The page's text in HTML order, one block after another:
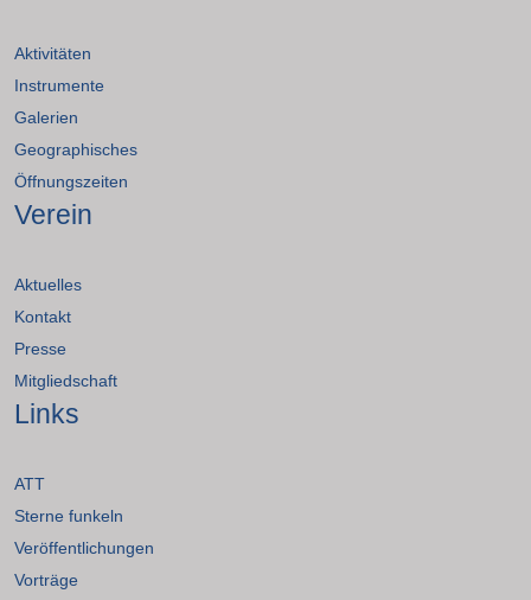
Aktivitäten
Instrumente
Galerien
Geographisches
Öffnungszeiten
Verein
Aktuelles
Kontakt
Presse
Mitgliedschaft
Links
ATT
Sterne funkeln
Veröffentlichungen
Vorträge